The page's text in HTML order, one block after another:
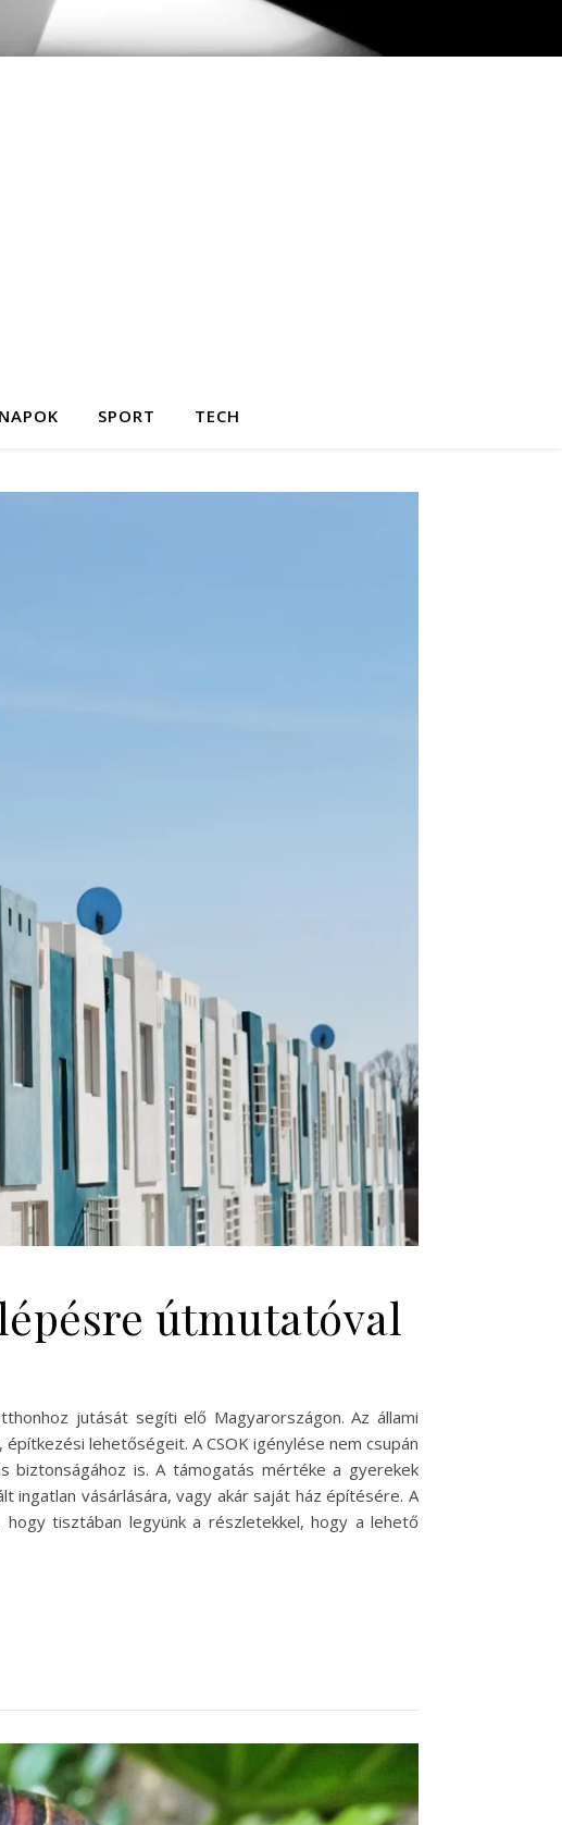
SPORT TECH
útmutatóval
jutását segíti elő Magyarországon. Az állami
lehetőségeit. A CSOK igénylése nem csupán
biztonságához is. A támogatás mértéke a gyerekek
ingatlan vásárlására, vagy akár saját ház építésére. A
tisztában legyünk a részletekkel, hogy a lehető